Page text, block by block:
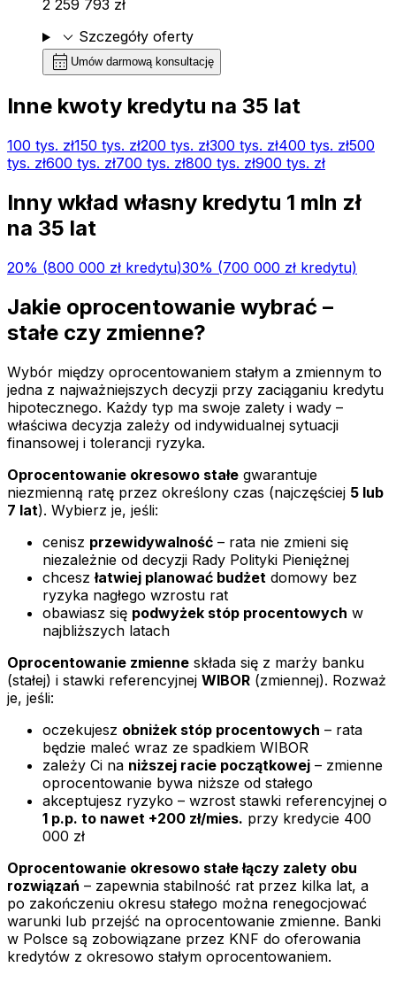
2 259 793 zł
expand_more Szczegóły oferty
calendar_month Umów darmową konsultację
Inne kwoty kredytu na 35 lat
100 tys. zł150 tys. zł200 tys. zł300 tys. zł400 tys. zł500
tys. zł600 tys. zł700 tys. zł800 tys. zł900 tys. zł
Inny wkład własny kredytu 1 mln zł
na 35 lat
20% (800 000 zł kredytu)30% (700 000 zł kredytu)
Jakie oprocentowanie wybrać –
stałe czy zmienne?
Wybór między oprocentowaniem stałym a zmiennym to
jedna z najważniejszych decyzji przy zaciąganiu kredytu
hipotecznego. Każdy typ ma swoje zalety i wady –
właściwa decyzja zależy od indywidualnej sytuacji
finansowej i tolerancji ryzyka.
Oprocentowanie okresowo stałe gwarantuje
niezmienną ratę przez określony czas (najczęściej 5 lub
7 lat). Wybierz je, jeśli:
cenisz przewidywalność – rata nie zmieni się
niezależnie od decyzji Rady Polityki Pieniężnej
chceszłatwiej planować budżet domowy bez
ryzyka nagłego wzrostu rat
obawiasz się podwyżek stóp procentowych w
najbliższych latach
Oprocentowanie zmienne składa się z marży banku
(stałej) i stawki referencyjnej WIBOR (zmiennej). Rozważ
je, jeśli:
oczekujesz obniżek stóp procentowych – rata
będzie maleć wraz ze spadkiem WIBOR
zależy Ci na niższej racie początkowej – zmienne
oprocentowanie bywa niższe od stałego
akceptujesz ryzyko – wzrost stawki referencyjnej o
1 p.p. to nawet +200 zł/mies. przy kredycie 400
000 zł
Oprocentowanie okresowo stałe łączy zalety obu
rozwiązań – zapewnia stabilność rat przez kilka lat, a
po zakończeniu okresu stałego można renegocjować
warunki lub przejść na oprocentowanie zmienne. Banki
w Polsce są zobowiązane przez KNF do oferowania
kredytów z okresowo stałym oprocentowaniem.